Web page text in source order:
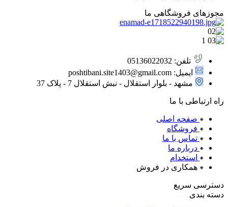
مجوزهای فروشگاهی ما
تلفن: 05136022032
ایمیل: poshtibani.site1403@gmail.com
مشهد - بلوار استقلال - نبش استقلال 7 - پلاک 37
راه ارتباطی با ما
صفحه اصلی
فروشگاه
تماس با ما
درباره ما
استخدام
همکاری در فروش
دسترسی سریع
دسته بندی